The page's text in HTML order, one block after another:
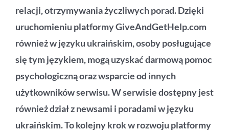
relacji, otrzymywania życzliwych porad. Dzięki
uruchomieniu platformy GiveAndGetHelp.com
również w języku ukraińskim, osoby posługujące
się tym językiem, mogą uzyskać darmową pomoc
psychologiczną oraz wsparcie od innych
użytkowników serwisu. W serwisie dostępny jest
również dział z newsami i poradami w języku
ukraińskim. To kolejny krok w rozwoju platformy